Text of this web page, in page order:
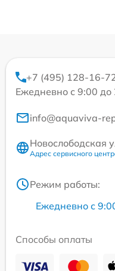
+7 (495) 128-16-
Ежедневно с 9:00 до
info@aquaviva-
Новослободская
Адрес сервисного
Режим работы:
Ежедневно с
Способы оплаты